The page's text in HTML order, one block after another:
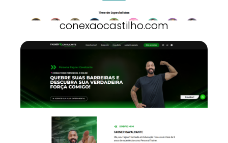
conexaocastilho.com